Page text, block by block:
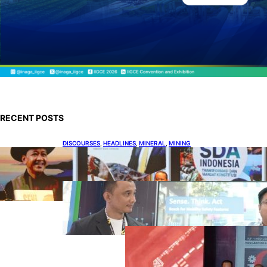
RECENT POSTS
DISCOURSES HEADLINES MINERAL MINING
Bahlil Luncurkan 10 Buku Rekam Jejak
Kepemimpinan dan Kebijakan
HEADLINES, TECHNOLOGY
Teknologi Keselamatan, Penentu
Baru Persaingan Industri
Otomotif
DOWNSTREAM
HEADLINES
Terbuka, Peluang
Usaha bagi IKM